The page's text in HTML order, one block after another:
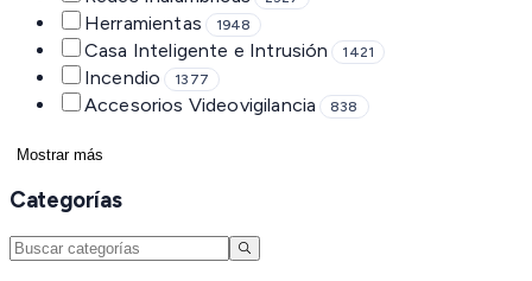
Herramientas 1948
Casa Inteligente e Intrusión 1421
Incendio 1377
Accesorios Videovigilancia 838
Mostrar más
Categorías